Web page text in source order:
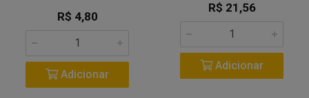
R$ 4,80
Adicionar
R$ 21,56
Adicionar